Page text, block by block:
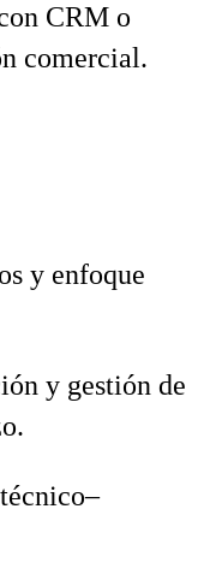
CRM o
comercial.
y enfoque
y gestión de